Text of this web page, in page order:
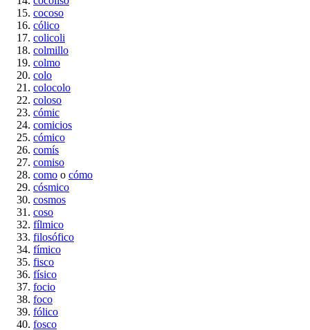
cocoso
cólico
colicoli
colmillo
colmo
colo
colocolo
coloso
cómic
comicios
cómico
comís
comiso
como o cómo
cósmico
cosmos
coso
fílmico
filosófico
fímico
fisco
físico
focio
foco
fólico
fosco